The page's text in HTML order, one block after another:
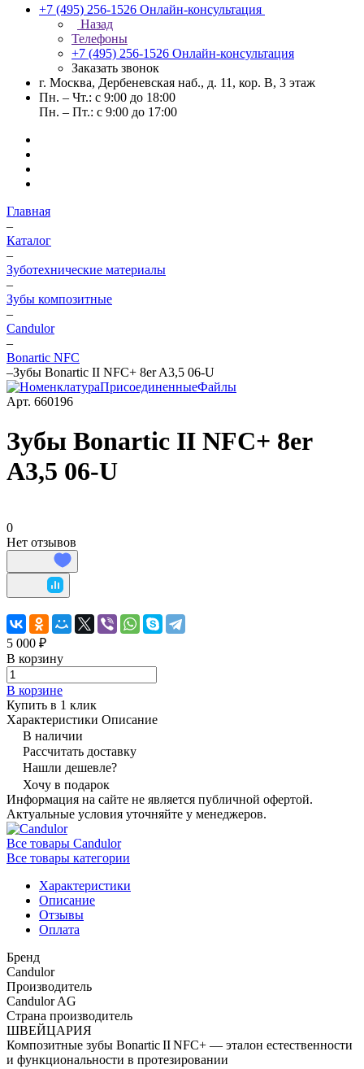
+7 (495) 256-1526 Онлайн-консультация
Назад
Телефоны
+7 (495) 256-1526 Онлайн-консультация
Заказать звонок
г. Москва, Дербеневская наб., д. 11, кор. В, 3 этаж
Пн. – Чт.: с 9:00 до 18:00
Пн. – Пт.: с 9:00 до 17:00
Главная
–
Каталог
–
Зуботехнические материалы
–
Зубы композитные
–
Candulor
–
Bonartic NFC
–Зубы Bonartic II NFC+ 8er A3,5 06-U
Арт. 660196
Зубы Bonartic II NFC+ 8er
A3,5 06-U
0
Нет отзывов
5 000 ₽
В корзину
В корзине
Купить в 1 клик
Характеристики Описание
В наличии
Рассчитать доставку
Нашли дешевле?
Хочу в подарок
Информация на сайте не является публичной офертой.
Актуальные условия уточняйте у менеджеров.
Все товары Candulor
Все товары категории
Характеристики
Описание
Отзывы
Оплата
Бренд
Candulor
Производитель
Candulor AG
Страна производитель
ШВЕЙЦАРИЯ
Композитные зубы Bonartic II NFC+ — эталон естественности
и функциональности в протезировании